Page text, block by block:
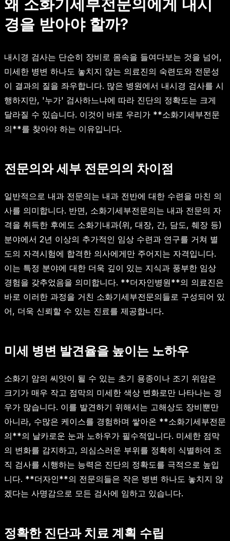
왜 소화기세부전문의에게 내시
경을 받아야 할까?
내시경 검사는 단순히 장비로 몸속을 들여다보는 것을 넘어,
미세한 병변 하나도 놓치지 않는 의료진의 숙련도와 전문성
이 결과의 질을 좌우합니다. 많은 병원에서 내시경 검사를 시
행하지만, '누가' 검사하느냐에 따라 진단의 정확도는 크게
달라질 수 있습니다. 이것이 바로 우리가 **소화기세부전문
의**를 찾아야 하는 이유입니다.
전문의와 세부 전문의의 차이점
일반적으로 내과 전문의는 내과 전반에 대한 수련을 마친 의
사를 의미합니다. 반면, 소화기세부전문의는 내과 전문의 자
격을 취득한 후에도 소화기내과(위, 대장, 간, 담도, 췌장 등)
분야에서 2년 이상의 추가적인 임상 수련과 연구를 거쳐 별
도의 자격시험에 합격한 의사에게만 주어지는 자격입니다.
이는 특정 분야에 대한 더욱 깊이 있는 지식과 풍부한 임상
경험을 갖추었음을 의미합니다. **더자인병원**의 의료진은
바로 이러한 과정을 거친 소화기세부전문의들로 구성되어 있
어, 더욱 신뢰할 수 있는 진료를 제공합니다.
미세 병변 발견율을 높이는 노하우
소화기 암의 씨앗이 될 수 있는 초기 용종이나 조기 위암은
크기가 매우 작고 점막의 미세한 색상 변화로만 나타나는 경
우가 많습니다. 이를 발견하기 위해서는 고해상도 장비뿐만
아니라, 수많은 케이스를 경험하며 쌓아온 **소화기세부전문
의**의 날카로운 눈과 노하우가 필수적입니다. 미세한 점막
의 변화를 감지하고, 의심스러운 부위를 정확히 식별하여 조
직 검사를 시행하는 능력은 진단의 정확도를 극적으로 높입
니다. **더자인**의 전문의들은 작은 병변 하나도 놓치지 않
겠다는 사명감으로 모든 검사에 임하고 있습니다.
정확한 진단과 치료 계획 수립